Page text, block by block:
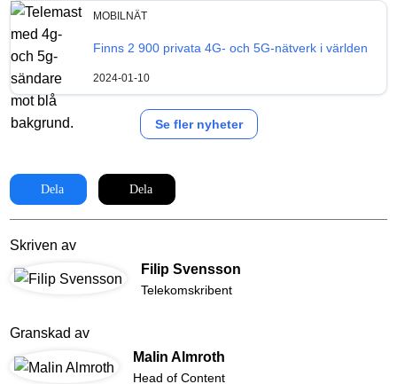
MOBILNÄT
Finns 2 900 privata 4G- och 5G-nätverk i världen
2024-01-10
Se fler nyheter
Dela Dela
Skriven av
Filip Svensson
Telekomskribent
Granskad av
Malin Almroth
Head of Content